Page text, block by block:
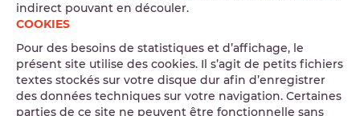
indirect pouvant en découler.
COOKIES
Pour des besoins de statistiques et d’affichage, le
présent site utilise des cookies. Il s’agit de petits fichiers
textes stockés sur votre disque dur afin d’enregistrer
des données techniques sur votre navigation. Certaines
parties de ce site ne peuvent être fonctionnelle sans